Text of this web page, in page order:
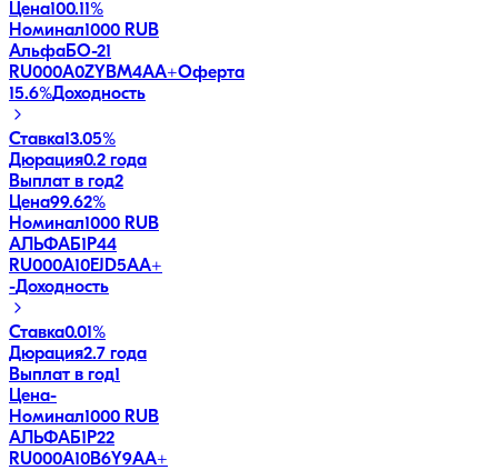
Цена100.11%
Номинал1000 RUB
АльфаБО-21
RU000A0ZYBM4AA+Оферта
15.6%Доходность
Ставка13.05%
Дюрация0.2 года
Выплат в год2
Цена99.62%
Номинал1000 RUB
АЛЬФАБ1Р44
RU000A10EJD5AA+
-Доходность
Ставка0.01%
Дюрация2.7 года
Выплат в год1
Цена-
Номинал1000 RUB
АЛЬФАБ1Р22
RU000A10B6Y9AA+